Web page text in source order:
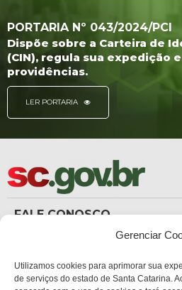
Gerenciar
Utilizamos cookies para aprimorar sua
de serviços do estado de Santa Catarina.
PORTARIA Nº 043/2024/PCI
Dispõe sobre a Carteira de
(CIN), regula sua expedição
providências.
LER PORTARIA
FALE CONOSCO
Carteira de Identidade
Ouvidoria
ouvidoria.sc.gov.br